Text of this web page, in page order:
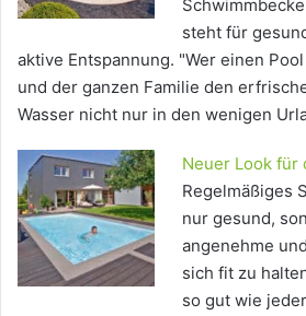
steht für
aktive Entspannung. "Wer einen
und der ganzen Familie den
Wasser nicht nur in den wenigen
Neuer Look für
Regelmäßiges
nur gesund,
angenehme
sich fit zu
so gut wie